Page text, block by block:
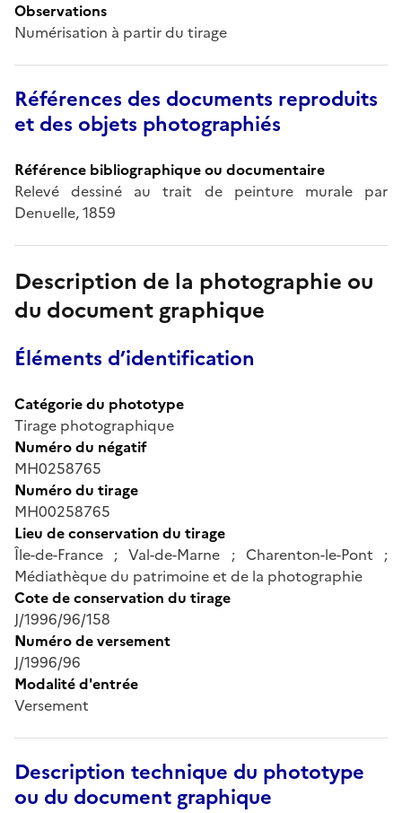
Observations
Numérisation à partir du tirage
Références des documents reproduits
et des objets photographiés
Référence bibliographique ou documentaire
Relevé dessiné au trait de peinture murale par
Denuelle, 1859
Description de la photographie ou
du document graphique
Éléments d’identification
Catégorie du phototype
Tirage photographique
Numéro du négatif
MH0258765
Numéro du tirage
MH00258765
Lieu de conservation du tirage
Île-de-France ; Val-de-Marne ; Charenton-le-Pont ;
Médiathèque du patrimoine et de la photographie
Cote de conservation du tirage
J/1996/96/158
Numéro de versement
J/1996/96
Modalité d'entrée
Versement
Description technique du phototype
ou du document graphique